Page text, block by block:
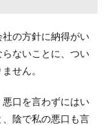
の方針に納得がい
ないことに、つい
せん。
口を言わずにはい
陰で私の悪口も言